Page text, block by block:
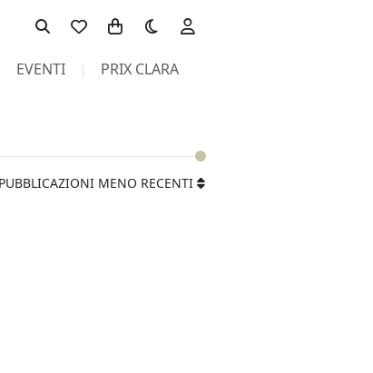
Toggle theme
EVENTI PRIX CLARA
PUBBLICAZIONI MENO RECENTI